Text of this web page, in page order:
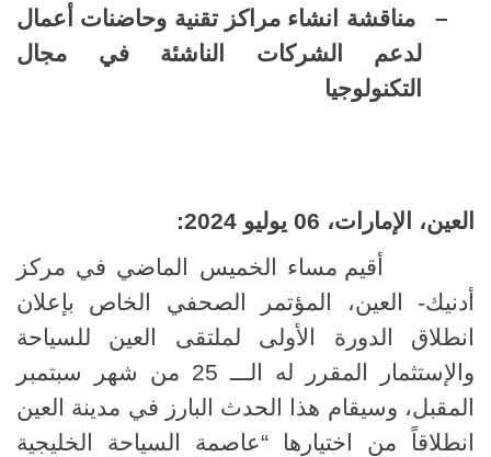
–
مناقشة انشاء مراكز تقنية وحاضنات أعمال
لدعم الشركات الناشئة في مجال
التكنولوجيا
العين، الإمارات، 06 يوليو 2024:
أقيم مساء الخميس الماضي في مركز
أدنيك- العين، المؤتمر الصحفي الخاص بإعلان
انطلاق الدورة الأولى لملتقى العين للسياحة
والإستثمار المقرر له الـــ 25 من شهر سبتمبر
المقبل، وسيقام هذا الحدث البارز في مدينة العين
انطلاقاً من اختيارها “عاصمة السياحة الخليجية